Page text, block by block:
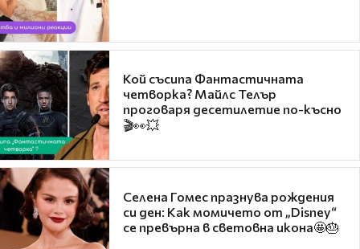
Кой съсипа Фантастичната
четворка? Майлс Телър
проговаря десетилетие по-късно
🎬👀💥
Селена Гомес празнува рождения
си ден: Как момичето от „Disney“
се превърна в световна икона🤩🎂